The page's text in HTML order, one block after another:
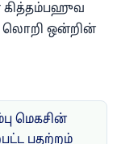
லொறி ஒன்றின்
மெகசின்
பதற்றம்